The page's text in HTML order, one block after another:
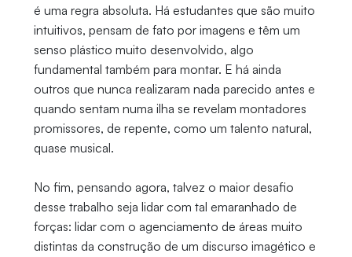
é uma regra absoluta. Há estudantes que são muito
intuitivos, pensam de fato por imagens e têm um
senso plástico muito desenvolvido, algo
fundamental também para montar. E há ainda
outros que nunca realizaram nada parecido antes e
quando sentam numa ilha se revelam montadores
promissores, de repente, como um talento natural,
quase musical.
No fim, pensando agora, talvez o maior desafio
desse trabalho seja lidar com tal emaranhado de
forças: lidar com o agenciamento de áreas muito
distintas da construção de um discurso imagético e